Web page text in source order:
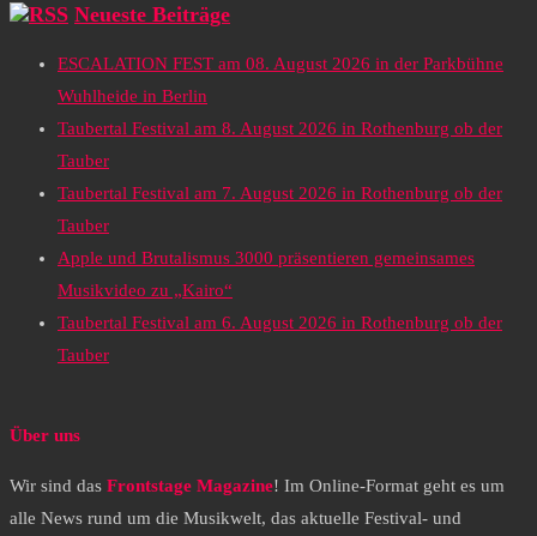
Neueste Beiträge
ESCALATION FEST am 08. August 2026 in der Parkbühne
Wuhlheide in Berlin
Taubertal Festival am 8. August 2026 in Rothenburg ob der
Tauber
Taubertal Festival am 7. August 2026 in Rothenburg ob der
Tauber
Apple und Brutalismus 3000 präsentieren gemeinsames
Musikvideo zu „Kairo“
Taubertal Festival am 6. August 2026 in Rothenburg ob der
Tauber
Über uns
Wir sind das Frontstage Magazine! Im Online-Format geht es um
alle News rund um die Musikwelt, das aktuelle Festival- und